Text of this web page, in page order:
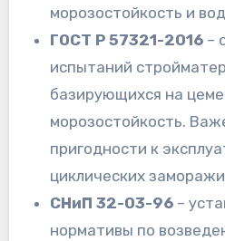
морозостойкость и
ГОСТ Р 57321-2016 –
испытаний
базирующихся на
морозостойкость.
пригодности к
циклических
СНиП 32-03-96 –
нормативы по